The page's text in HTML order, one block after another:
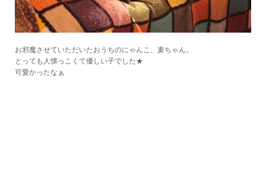
お邪魔させていただいたおうちのにゃんこ、麦ちゃん。
とっても人懐っこくて優しい子でした★
可愛かったなぁ